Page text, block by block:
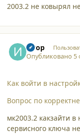
2003.2 не ковырял
Игор
Опубликовано 5
Как войти в
Вопрос по
мк2003.2 какзайти в
сервисного ключа